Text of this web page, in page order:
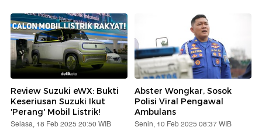
Review Suzuki eWX: Bukti
Keseriusan Suzuki Ikut
'Perang' Mobil Listrik!
Selasa, 18 Feb 2025 20:50 WIB
Abster Wongkar, Sosok
Polisi Viral Pengawal
Ambulans
Senin, 10 Feb 2025 08:37 WIB